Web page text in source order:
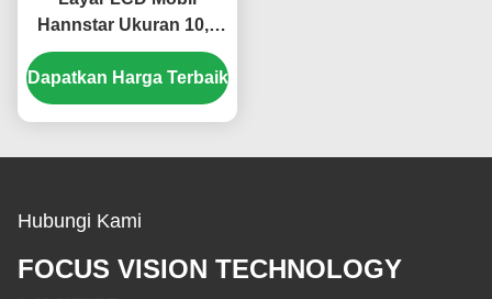
Hannstar Ukuran 10,4
Inci dengan Piksel
1024*768 dan Warna
16,2 Juta untuk GPS
Dapatkan Harga Terbaik
Hubungi Kami
FOCUS VISION TECHNOLOGY